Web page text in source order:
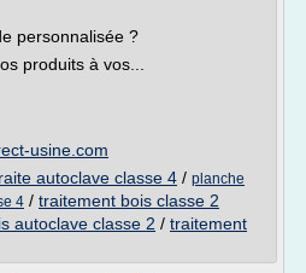
personnalisée ?
produits à vos...
usine.com
autoclave classe 4 / planche
4 / traitement bois classe 2
autoclave classe 2 / traitement